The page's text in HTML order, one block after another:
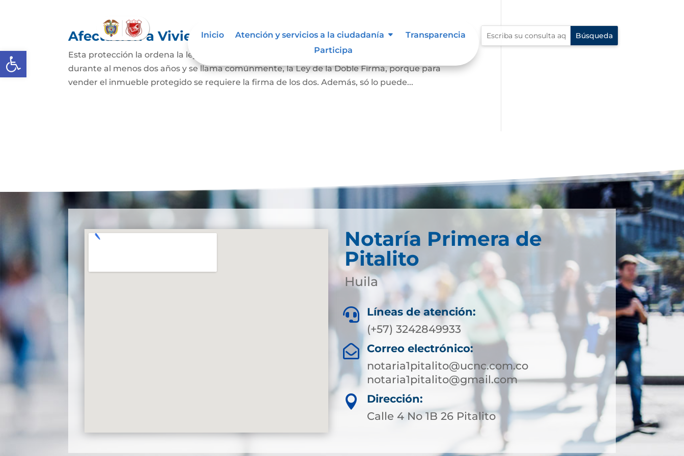
Abrir barra de herramientas
Inicio Atención y servicios a la ciudadanía
Transparencia
Participa
Afectación a Vivienda familiar
Esta protección la ordena la ley sobre la vivienda que habita la pareja casada o en unión marital
durante al menos dos años y se llama comúnmente, la Ley de la Doble Firma, porque para
vender el inmueble protegido se requiere la firma de los dos. Además, só lo puede...
Notaría Primera de
Pitalito
Huila

Líneas de atención:
(+57) 3242849933

Correo electrónico:
notaria1pitalito@ucnc.com.co
notaria1pitalito@gmail.com

Dirección:
Calle 4 No 1B 26 Pitalito